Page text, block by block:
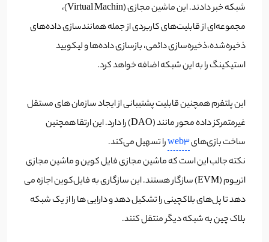
شبکه خبر دادند. این ماشین مجازی (Virtual Machin)،
مجموعه‌ای از قابلیت‌های کاربردی از جمله همانندسازی داده‌های
ذخیره‌شده،ذخیره‌سازی دائمی، بازسازی داده‌ها و لیکویید
استیکینگ را به این شبکه اضافه خواهد کرد.
این پلتفرم همچنین قابلیت پشتیبانی از ایجاد سازمان های مستقل
غیرمتمرکز داده محور مانند (DAO) را دارد. این ارتقا همچنین
ساخت بازی‌هایweb3را تسهیل می‌کند.
نکته جالب این است که ماشین مجازی فایل کوین و ماشین مجازی
اتریوم (EVM) سازگار هستند. این سازگاری به فایل‌کوین اجازه می
دهد تا پل‌های بلاکچینی را تشکیل دهد و دارایی ها را از یک شبکه
بلاک چین به شبکه دیگر منتقل کنند.